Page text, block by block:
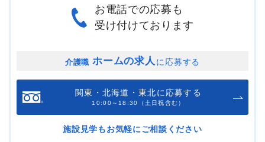
お電話での応募も
受け付けております
介護職 ホームの求人 に応募する
関東・北海道・東北に応募する
10:00～18:30（土日祝含む）
施設見学もお気軽にご相談ください